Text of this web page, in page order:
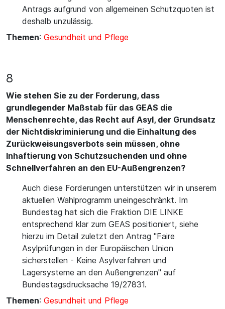
Antrags aufgrund von allgemeinen Schutzquoten ist
deshalb unzulässig.
Themen: Gesundheit und Pflege
8
Wie stehen Sie zu der Forderung, dass
grundlegender Maßstab für das GEAS die
Menschenrechte, das Recht auf Asyl, der Grundsatz
der Nichtdiskriminierung und die Einhaltung des
Zurückweisungsverbots sein müssen, ohne
Inhaftierung von Schutzsuchenden und ohne
Schnellverfahren an den EU-Außengrenzen?
Auch diese Forderungen unterstützen wir in unserem
aktuellen Wahlprogramm uneingeschränkt. Im
Bundestag hat sich die Fraktion DIE LINKE
entsprechend klar zum GEAS positioniert, siehe
hierzu im Detail zuletzt den Antrag "Faire
Asylprüfungen in der Europäischen Union
sicherstellen - Keine Asylverfahren und
Lagersysteme an den Außengrenzen" auf
Bundestagsdrucksache 19/27831.
Themen: Gesundheit und Pflege